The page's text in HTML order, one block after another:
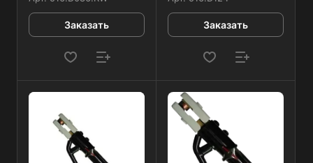
Заказать Заказать